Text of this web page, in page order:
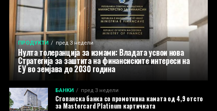
ПРОДУКТИ пред 3 недели
Нулта толеранција за измами: Владата усвои нова
Стратегија за заштита на финансиските интереси на
ЕУ во земјава до 2030 година
БАНКИ пред 3 недели
Стопанска банка со промотивна камата од 4,9 отсто
за Mastercard Platinum картичката